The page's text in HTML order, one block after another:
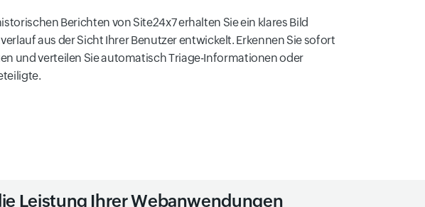
Berichten von Site24x7 erhalten Sie ein klares Bild
aus der Sicht Ihrer Benutzer entwickelt. Erkennen Sie sofort
und verteilen Sie automatisch Triage-Informationen oder
Leistung Ihrer Webanwendungen